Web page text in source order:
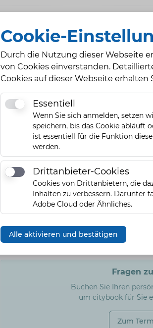
Fragen
Buchen Sie Ihren
um citybook für Sie
Zum
Cookie-
Durch die Nutzung dieser Webseite
von Cookies einverstanden.
Cookies auf dieser Webseite erhalten
EssentiellEssentiell
Wenn Sie sich anmelden, setzen
speichern, bis das Cookie abläuft
ist essentiell für die Funktion
werden.
Drittanbieter-Cookies
Drittanbieter-Cookies
Cookies von Drittanbietern, die
Inhalten zu verbessern. Darunter
Adobe Cloud oder Ähnliches.
Alle aktivieren und bestätigen